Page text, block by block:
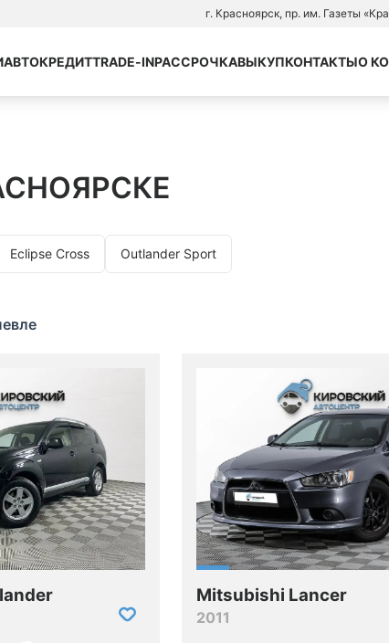
г. Красноярск, пр. им. Газеты
АВТОКРЕДИТTRADE-INРАССРОЧКАВЫКУПКОНТАКТЫО
Eclipse Cross Outlander Sport
Mitsubishi Lancer
2011